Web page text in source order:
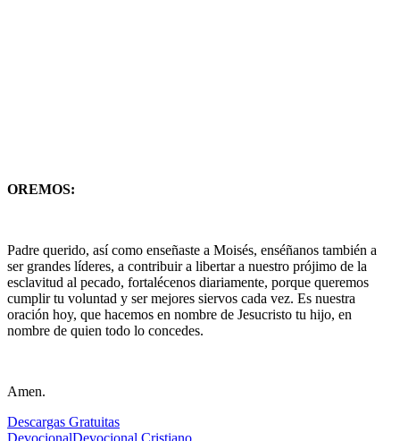
OREMOS:
Padre querido, así como enseñaste a Moisés, enséñanos también a
ser grandes líderes, a contribuir a libertar a nuestro prójimo de la
esclavitud al pecado, fortalécenos diariamente, porque queremos
cumplir tu voluntad y ser mejores siervos cada vez. Es nuestra
oración hoy, que hacemos en nombre de Jesucristo tu hijo, en
nombre de quien todo lo concedes.
Amen.
Descargas Gratuitas
DevocionalDevocional Cristiano